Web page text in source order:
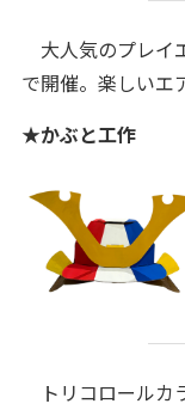
大人気のプレイ
で開催。楽しいエ
★かぶと工作
トリコロールカ